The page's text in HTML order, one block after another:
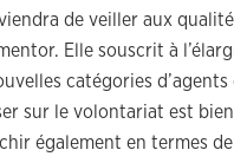
de veiller aux
Elle souscrit à
catégories
sur le volontariat est
également en termes